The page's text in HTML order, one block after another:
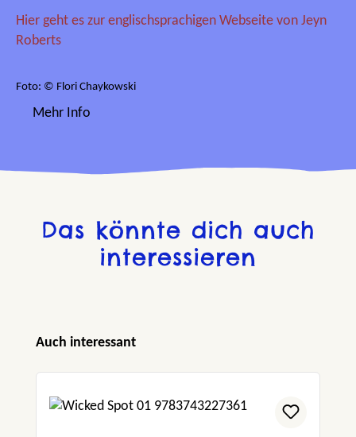
Hier geht es zur englischsprachigen Webseite von Jeyn
Roberts
Foto: © Flori Chaykowski
Mehr Info
Das könnte dich auch
interessieren
Produktgalerie überspringen
Auch interessant